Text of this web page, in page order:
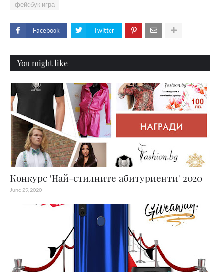
фейсбук игра
Facebook Twitter
You might like
Конкурс 'Най-стилните абитуриенти' 2020
June 29, 2020